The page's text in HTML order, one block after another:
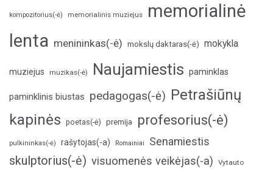
kompozitorius(-ė) memorialinis muziejus
memorialinė
lenta menininkas(-ė) mokslų daktaras(-ė) mokykla
muziejus muzikas(-ė) Naujamiestis paminklas
paminklinis biustas pedagogas(-ė) Petrašiūnų
kapinės poetas(-ė) premija profesorius(-ė)
pulkininkas(-ė) rašytojas(-a) Romainiai Senamiestis
skulptorius(-ė) visuomenės veikėjas(-a) Vytauto